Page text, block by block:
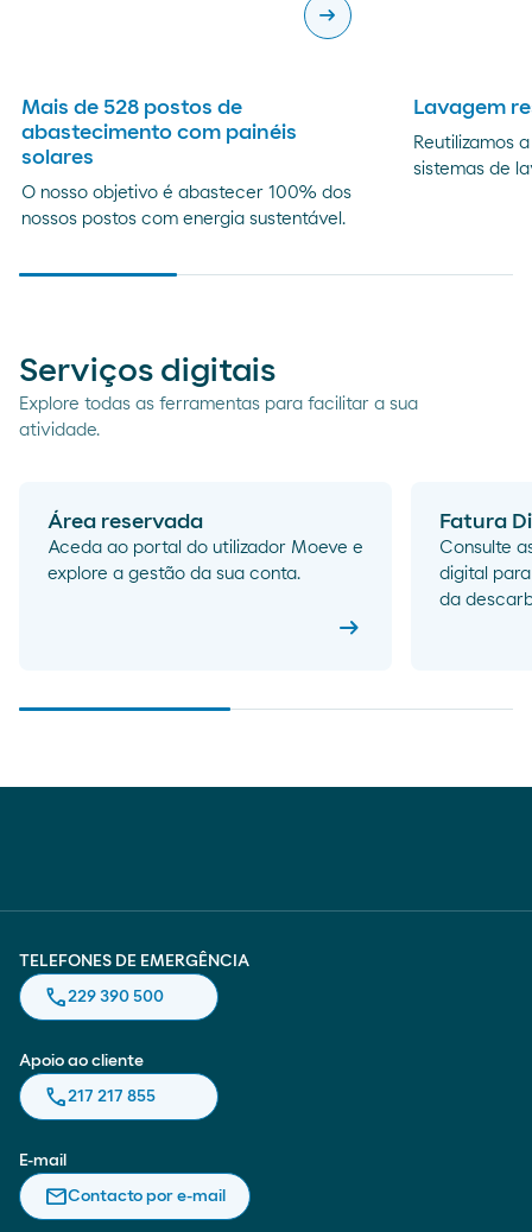
arrow_right_alt
Mais de 528 postos de
abastecimento com painéis
solares
O nosso objetivo é abastecer 100% dos
nossos postos com energia sustentável.
Lavagem
Reutilizamos
sistemas de
Serviços digitais
Explore todas as ferramentas para facilitar a sua
atividade.
Área reservada
Aceda ao portal do utilizador Moeve e
explore a gestão da sua conta.
arrow_right_alt
Fatura
Consulte
digital
da
TELEFONES DE EMERGÊNCIA
call229 390 500
Apoio ao cliente
call217 217 855
E-mail
emailContacto por e-mail